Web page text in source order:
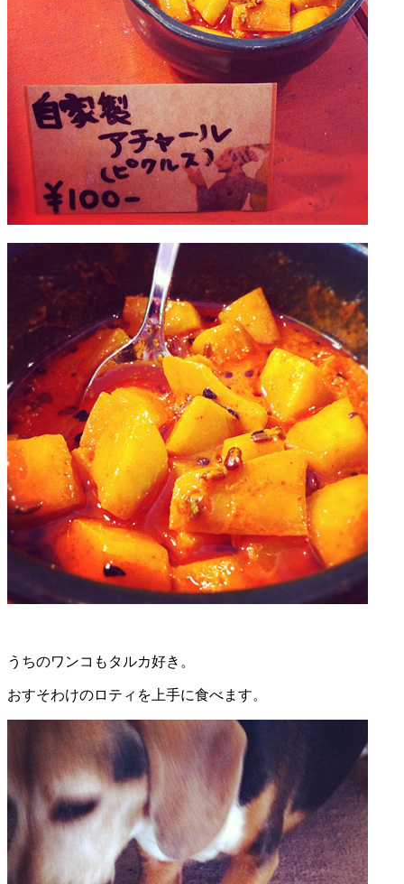
うちのワンコもタルカ好き。
おすそわけのロティを上手に食べます。